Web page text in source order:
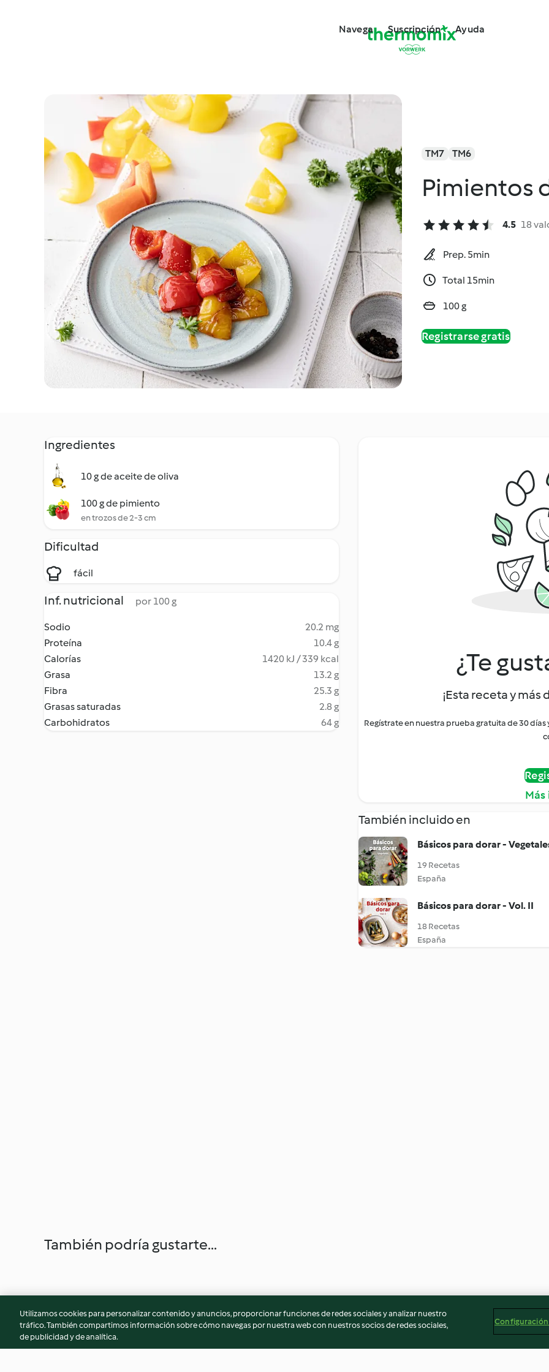
Navega Suscripción Ayuda
TM7 TM6
Pimientos
4.5 18
Prep. 5min
Total 15min
100 g
Registrarse gratis
Ingredientes
10 g de aceite de oliva
100 g de pimiento
en trozos de 2-3 cm
Dificultad
fácil
Inf. nutricional por 100 g
Sodio
20.2 mg
Proteína
10.4 g
Calorías
1420 kJ / 339 kcal
Grasa
13.2 g
Fibra
25.3 g
Grasas saturadas
2.8 g
Carbohidratos
64 g
¿Te
¡Esta receta y más
Regístrate en nuestra prueba gratuita de 30
También incluido en
Básicos para dorar -
19 Recetas
España
Básicos para dorar - Vol. II
18 Recetas
España
También podría gustarte...
Utilizamos cookies para personalizar contenido y anuncios, proporcionar funciones de redes sociales y analizar nuestro
tráfico. También compartimos información sobre cómo navegas por nuestra web con nuestros socios de redes sociales,
de publicidad y de analítica.
Configuración